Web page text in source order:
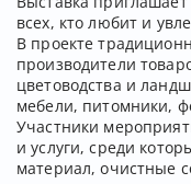
всех, кто любит и
В проекте
производители
цветоводства и
мебели, питомники,
Участники
и услуги, среди
материал, очистные